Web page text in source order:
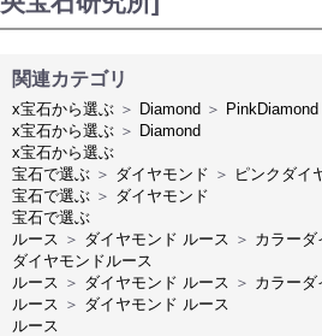
関連カテゴリ
x宝石から選ぶ ＞ Diamond ＞ PinkDiamond
x宝石から選ぶ ＞ Diamond
x宝石から選ぶ
宝石で選ぶ ＞ ダイヤモンド ＞ ピンクダイ
宝石で選ぶ ＞ ダイヤモンド
宝石で選ぶ
ルース ＞ ダイヤモンド ルース ＞ カラーダ
ダイヤモンドルース
ルース ＞ ダイヤモンド ルース ＞ カラーダ
ルース ＞ ダイヤモンド ルース
ルース